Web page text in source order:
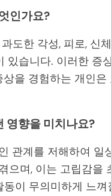
인가요?
도한 각성, 피로, 신
있습니다. 이러한
을 경험하는 개인
영향을 미치나요?
관계를 저해하여 일
으며, 이는 고립감을
이 무의미하게 느